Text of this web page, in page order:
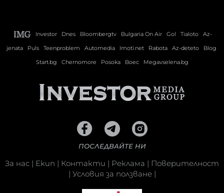
Investor Dnes Bloombergtv Bulgaria On Air Gol Tialoto
Az-
jenata
Puls Teenproblem Automedia Imoti.net Rabota Az-deteto
Blog
Start.bg
Chernomore Posoka Boec Megavselena.bg
ПОСЛЕДВАЙТЕ НИ
За нас | Екип | Контакти | Реклама | Поверителност
| Условия за ползване|